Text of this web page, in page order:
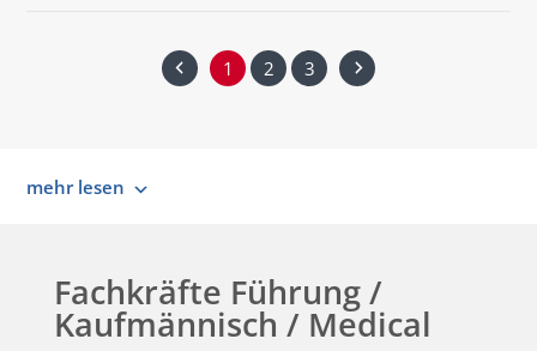
1 2 3
mehr lesen
Fachkräfte Führung /
Kaufmännisch / Medical